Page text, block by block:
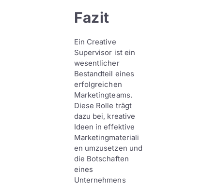
Fazit
Ein Creative
Supervisor ist ein
wesentlicher
Bestandteil eines
erfolgreichen
Marketingteams.
Diese Rolle trägt
dazu bei, kreative
Ideen in effektive
Marketingmateriali
en umzusetzen und
die Botschaften
eines
Unternehmens